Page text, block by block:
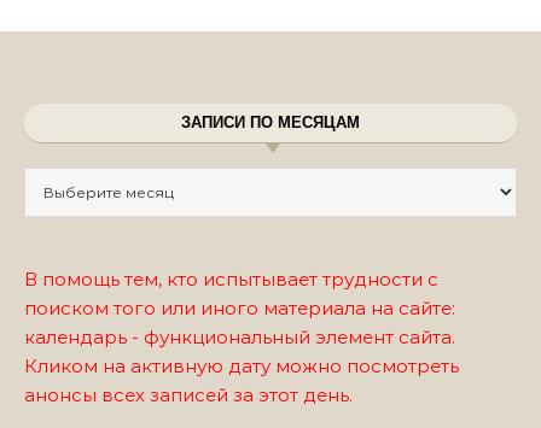
ЗАПИСИ ПО МЕСЯЦАМ
В помощь тем, кто испытывает трудности с
поиском того или иного материала на сайте:
календарь - функциональный элемент сайта.
Кликом на активную дату можно посмотреть
анонсы всех записей за этот день.